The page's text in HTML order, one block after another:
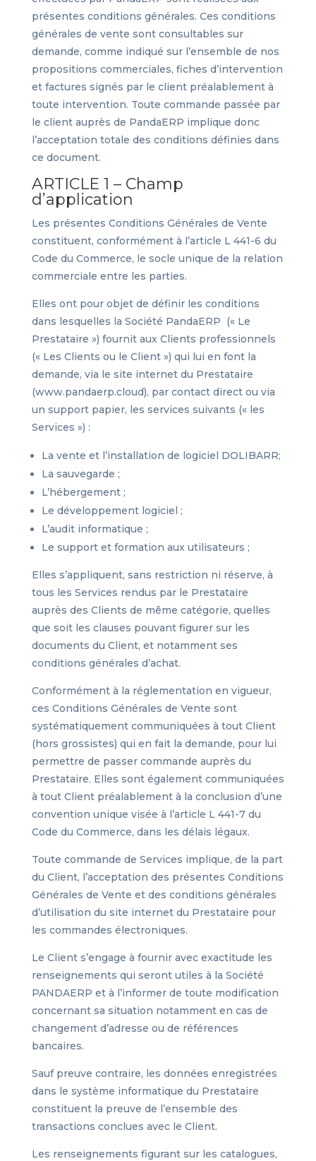
présentes conditions générales. Ces conditions
générales de vente sont consultables sur
demande, comme indiqué sur l’ensemble de nos
propositions commerciales, fiches d’intervention
et factures signés par le client préalablement à
toute intervention. Toute commande passée par
le client auprès de PandaERP implique donc
l’acceptation totale des conditions définies dans
ce document.
ARTICLE 1 – Champ
d’application
Les présentes Conditions Générales de Vente
constituent, conformément à l’article L 441-6 du
Code du Commerce, le socle unique de la relation
commerciale entre les parties.
Elles ont pour objet de définir les conditions
dans lesquelles la Société PandaERP (« Le
Prestataire ») fournit aux Clients professionnels
(« Les Clients ou le Client ») qui lui en font la
demande, via le site internet du Prestataire
(www.pandaerp.cloud), par contact direct ou via
un support papier, les services suivants (« les
Services ») :
La vente et l’installation de logiciel DOLIBARR;
La sauvegarde ;
L’hébergement ;
Le développement logiciel ;
L’audit informatique ;
Le support et formation aux utilisateurs ;
Elles s’appliquent, sans restriction ni réserve, à
tous les Services rendus par le Prestataire
auprès des Clients de même catégorie, quelles
que soit les clauses pouvant figurer sur les
documents du Client, et notamment ses
conditions générales d’achat.
Conformément à la réglementation en vigueur,
ces Conditions Générales de Vente sont
systématiquement communiquées à tout Client
(hors grossistes) qui en fait la demande, pour lui
permettre de passer commande auprès du
Prestataire. Elles sont également communiquées
à tout Client préalablement à la conclusion d’une
convention unique visée à l’article L 441-7 du
Code du Commerce, dans les délais légaux.
Toute commande de Services implique, de la part
du Client, l’acceptation des présentes Conditions
Générales de Vente et des conditions générales
d’utilisation du site internet du Prestataire pour
les commandes électroniques.
Le Client s’engage à fournir avec exactitude les
renseignements qui seront utiles à la Société
PANDAERP et à l’informer de toute modification
concernant sa situation notamment en cas de
changement d’adresse ou de références
bancaires.
Sauf preuve contraire, les données enregistrées
dans le système informatique du Prestataire
constituent la preuve de l’ensemble des
transactions conclues avec le Client.
Les renseignements figurant sur les catalogues,